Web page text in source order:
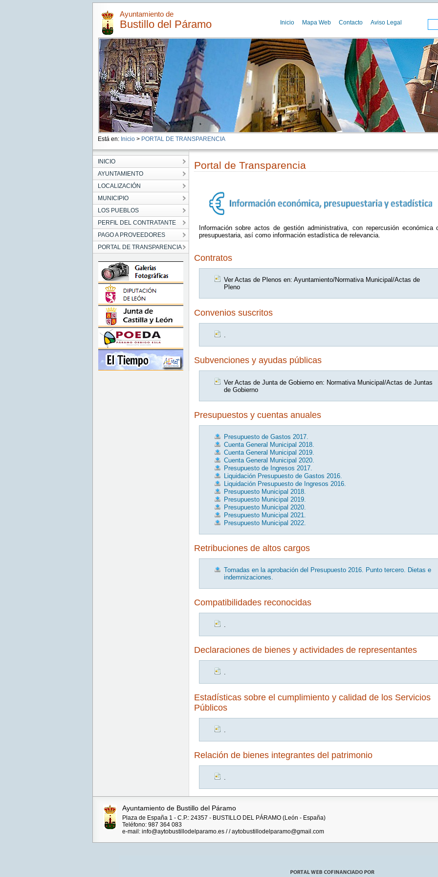
Ayuntamiento de
Bustillo del Páramo Inicio Mapa Web Contacto Aviso Legal
Está en: Inicio > PORTAL DE TRANSPARENCIA
INICIO
AYUNTAMIENTO
LOCALIZACIÓN
MUNICIPIO
LOS PUEBLOS
PERFIL DEL CONTRATANTE
PAGO A PROVEEDORES
PORTAL DE TRANSPARENCIA
Portal de Transparencia
Información sobre actos de gestión administrativa, con repercusión económica
presupuestaria, así como información estadística de relevancia.
Contratos
Ver Actas de Plenos en: Ayuntamiento/Normativa Municipal/Actas de
Pleno
Convenios suscritos
Subvenciones y ayudas públicas
Ver Actas de Junta de Gobierno en: Normativa Municipal/Actas de Juntas
de Gobierno
Presupuestos y cuentas anuales
Presupuesto de Gastos 2017.
Cuenta General Municipal 2018.
Cuenta General Municipal 2019.
Cuenta General Municipal 2020.
Presupuesto de Ingresos 2017.
Liquidación Presupuesto de Gastos 2016.
Liquidación Presupuesto de Ingresos 2016.
Presupuesto Municipal 2018.
Presupuesto Municipal 2019.
Presupuesto Municipal 2020.
Presupuesto Municipal 2021.
Presupuesto Municipal 2022.
Retribuciones de altos cargos
Tomadas en la aprobación del Presupuesto 2016. Punto tercero. Dietas e
indemnizaciones.
Compatibilidades reconocidas
Declaraciones de bienes y actividades de representantes
Estadísticas sobre el cumplimiento y calidad de los Servicios
Públicos
.
Relación de bienes integrantes del patrimonio
.
Ayuntamiento de Bustillo del Páramo
Plaza de España 1 - C.P.: 24357 - BUSTILLO DEL PÁRAMO (León - España)
Teléfono: 987 364 083
e-mail: info@aytobustillodelparamo.es / / aytobustillodelparamo@gmail.com